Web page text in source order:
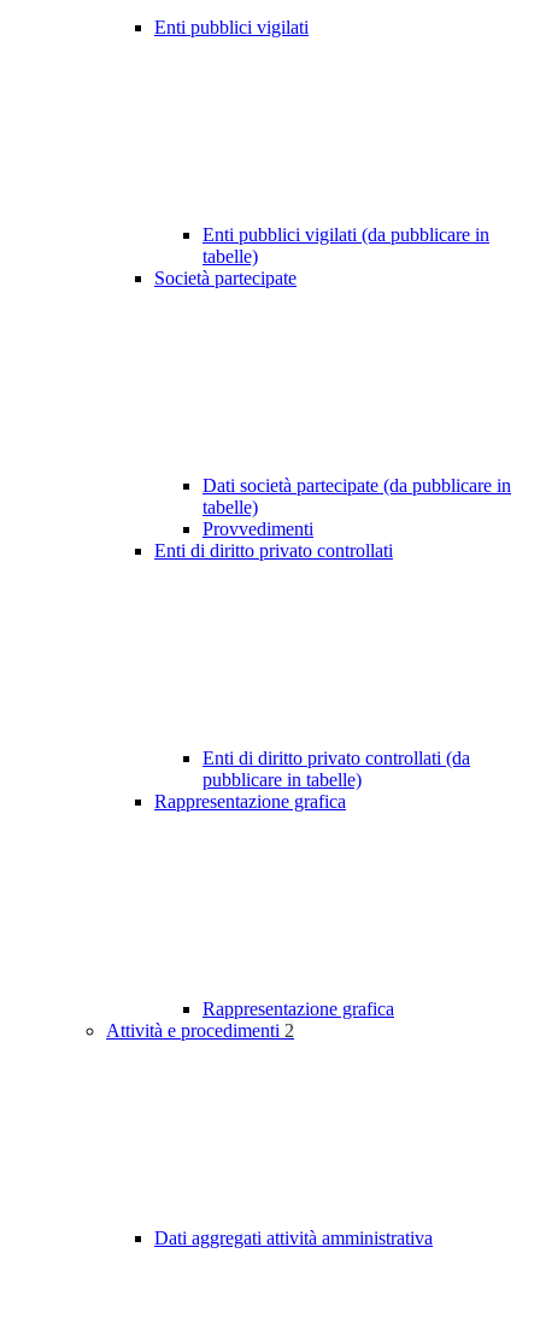
Enti pubblici vigilati
Enti pubblici vigilati (da pubblicare in
tabelle)
Società partecipate
Dati società partecipate (da pubblicare in
tabelle)
Provvedimenti
Enti di diritto privato controllati
Enti di diritto privato controllati (da
pubblicare in tabelle)
Rappresentazione grafica
Rappresentazione grafica
Attività e procedimenti 2
Dati aggregati attività amministrativa